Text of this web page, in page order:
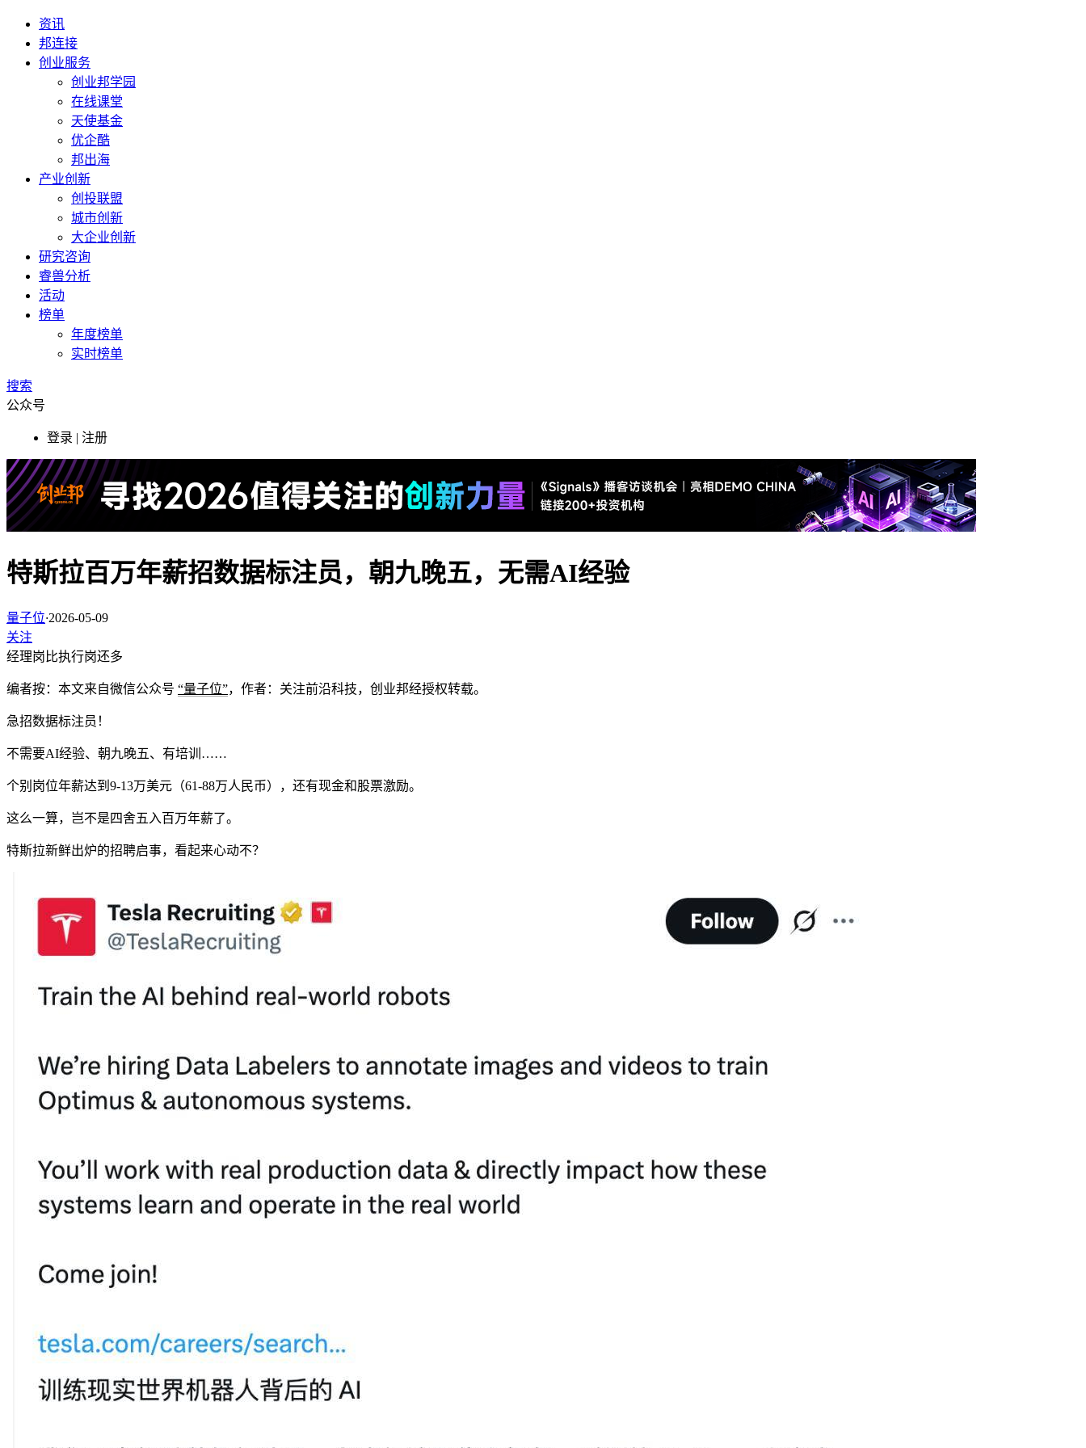
资讯
邦连接
创业服务
创业邦学园
在线课堂
天使基金
优企酷
邦出海
产业创新
创投联盟
城市创新
大企业创新
研究咨询
睿兽分析
活动
榜单
年度榜单
实时榜单
搜索
公众号
登录 | 注册
特斯拉百万年薪招数据标注员，朝九晚五，无需AI经验
量子位·2026-05-09
关注
经理岗比执行岗还多
编者按：本文来自微信公众号 “量子位”，作者：关注前沿科技，创业邦经授权转载。
急招数据标注员 ！
不需要AI经验、朝九晚五、有培训……
个别岗位年薪达到 9-13万美元（61-88万人民币） ，还有现金和股票激励。
这么一算，岂不是四舍五入百万年薪了。
特斯拉新鲜出炉的招聘启事，看起来心动不？